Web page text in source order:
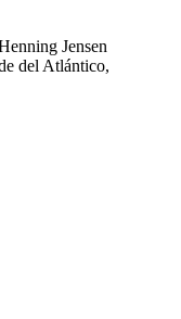
Jensen
del Atlántico,